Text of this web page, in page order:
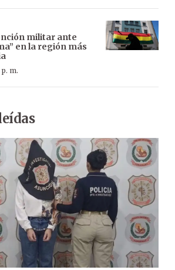
militar ante
en la región más
m.